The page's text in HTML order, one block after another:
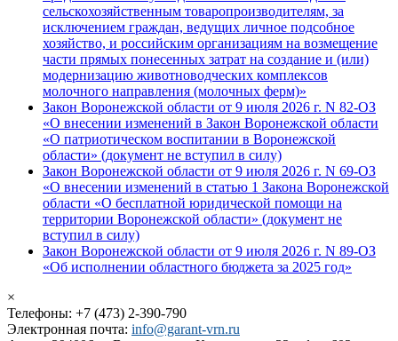
сельскохозяйственным товаропроизводителям, за
исключением граждан, ведущих личное подсобное
хозяйство, и российским организациям на возмещение
части прямых понесенных затрат на создание и (или)
модернизацию животноводческих комплексов
молочного направления (молочных ферм)»
Закон Воронежской области от 9 июля 2026 г. N 82-ОЗ
«О внесении изменений в Закон Воронежской области
«О патриотическом воспитании в Воронежской
области» (документ не вступил в силу)
Закон Воронежской области от 9 июля 2026 г. N 69-ОЗ
«О внесении изменений в статью 1 Закона Воронежской
области «О бесплатной юридической помощи на
территории Воронежской области» (документ не
вступил в силу)
Закон Воронежской области от 9 июля 2026 г. N 89-ОЗ
«Об исполнении областного бюджета за 2025 год»
×
Телефоны: +7 (473) 2-390-790
Электронная почта: info@garant-vrn.ru